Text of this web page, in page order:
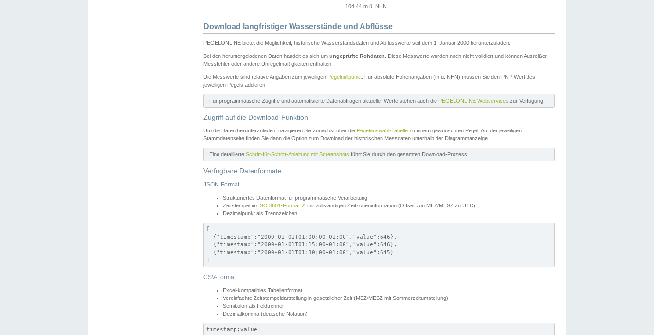
=104,44 m ü. NHN
Download langfristiger Wasserstände und Abflüsse
PEGELONLINE bietet die Möglichkeit, historische Wasserstandsdaten und Abflusswerte seit dem 1. Januar 2000 herunterzuladen.
Bei den heruntergeladenen Daten handelt es sich um ungeprüfte Rohdaten . Diese Messwerte wurden noch nicht validiert und können Ausreißer,
Messfehler oder andere Unregelmäßigkeiten enthalten.
Die Messwerte sind relative Angaben zum jeweiligen Pegelnullpunkt . Für absolute Höhenangaben (m ü. NHN) müssen Sie den PNP-Wert des
jeweiligen Pegels addieren.
ℹ️ Für programmatische Zugriffe und automatisierte Datenabfragen aktueller Werte stehen auch die PEGELONLINE Webservices zur Verfügung.
Zugriff auf die Download-Funktion
Um die Daten herunterzuladen, navigieren Sie zunächst über die Pegelauswahl-Tabelle zu einem gewünschten Pegel. Auf der jeweiligen
Stammdatenseite finden Sie dann die Option zum Download der historischen Messdaten unterhalb der Diagrammanzeige.
ℹ️ Eine detaillierte Schritt-für-Schritt-Anleitung mit Screenshots führt Sie durch den gesamten Download-Prozess.
Verfügbare Datenformate
JSON-Format
Strukturiertes Datenformat für programmatische Verarbeitung
Zeitstempel im ISO 8601-Format ↗ mit vollständigen Zeitzoneninformation (Offset von MEZ/MESZ zu UTC)
Dezimalpunkt als Trennzeichen
[
  {"timestamp":"2000-01-01T01:00:00+01:00","value":646},
  {"timestamp":"2000-01-01T01:15:00+01:00","value":646},
  {"timestamp":"2000-01-01T01:30:00+01:00","value":645}
]
CSV-Format
Excel-kompatibles Tabellenformat
Vereinfachte Zeitstempeldarstellung in gesetzlicher Zeit (MEZ/MESZ mit Sommerzeitumstellung)
Semikolon als Feldtrenner
Dezimalkomma (deutsche Notation)
timestamp;value